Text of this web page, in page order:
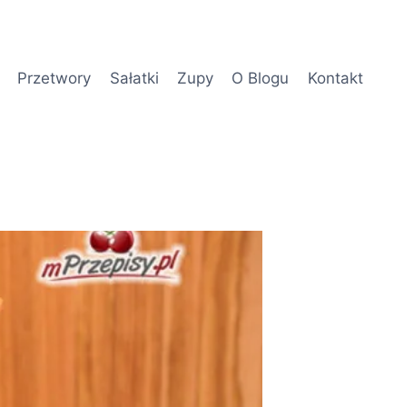
Przetwory Sałatki Zupy O Blogu Kontakt